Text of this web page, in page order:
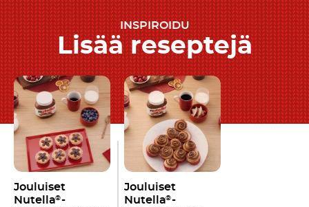
INSPIROIDU
Lisää reseptejä
Jouluiset
Nutella®-
Jouluiset
Nutella®-